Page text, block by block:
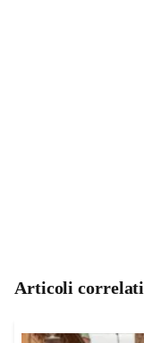
Articoli correlati